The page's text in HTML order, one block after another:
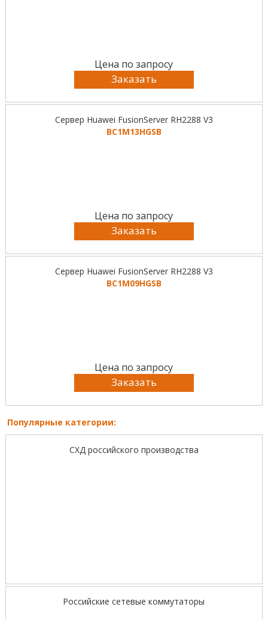
Цена по запросу
Заказать
Сервер Huawei FusionServer RH2288 V3
BC1M13HGSB
Цена по запросу
Заказать
Сервер Huawei FusionServer RH2288 V3
BC1M09HGSB
Цена по запросу
Заказать
Популярные категории:
СХД российского производства
Российские сетевые коммутаторы